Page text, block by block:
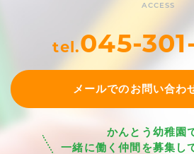
ACCESS
tel.045-
メールでのお問い合わ
かんとう幼稚園
一緒に働く仲間を募集し